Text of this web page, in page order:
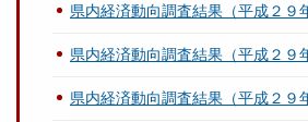
県内経済動向調査結果（平成２９
県内経済動向調査結果（平成２９
県内経済動向調査結果（平成２９